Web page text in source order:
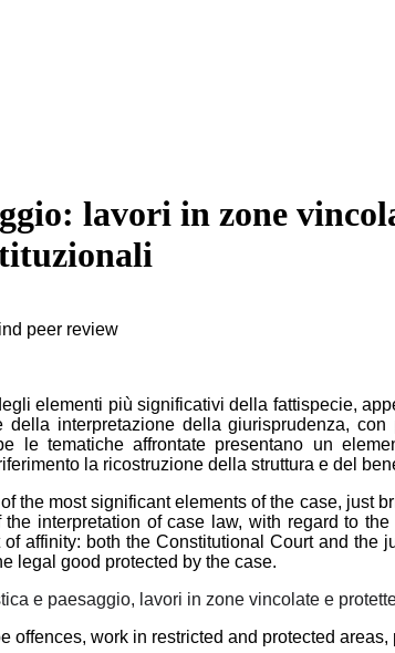
lavori in zone
peer review
elementi più significativi della fattispecie,
interpretazione della giurisprudenza,
le tematiche affrontate presentano un
la ricostruzione della struttura e del
the most significant elements of the case,
interpretation of case law, with regard to
affinity: both the Constitutional Court and
legal good protected by the case.
e paesaggio, lavori in zone vincolate e
offences, work in restricted and protected